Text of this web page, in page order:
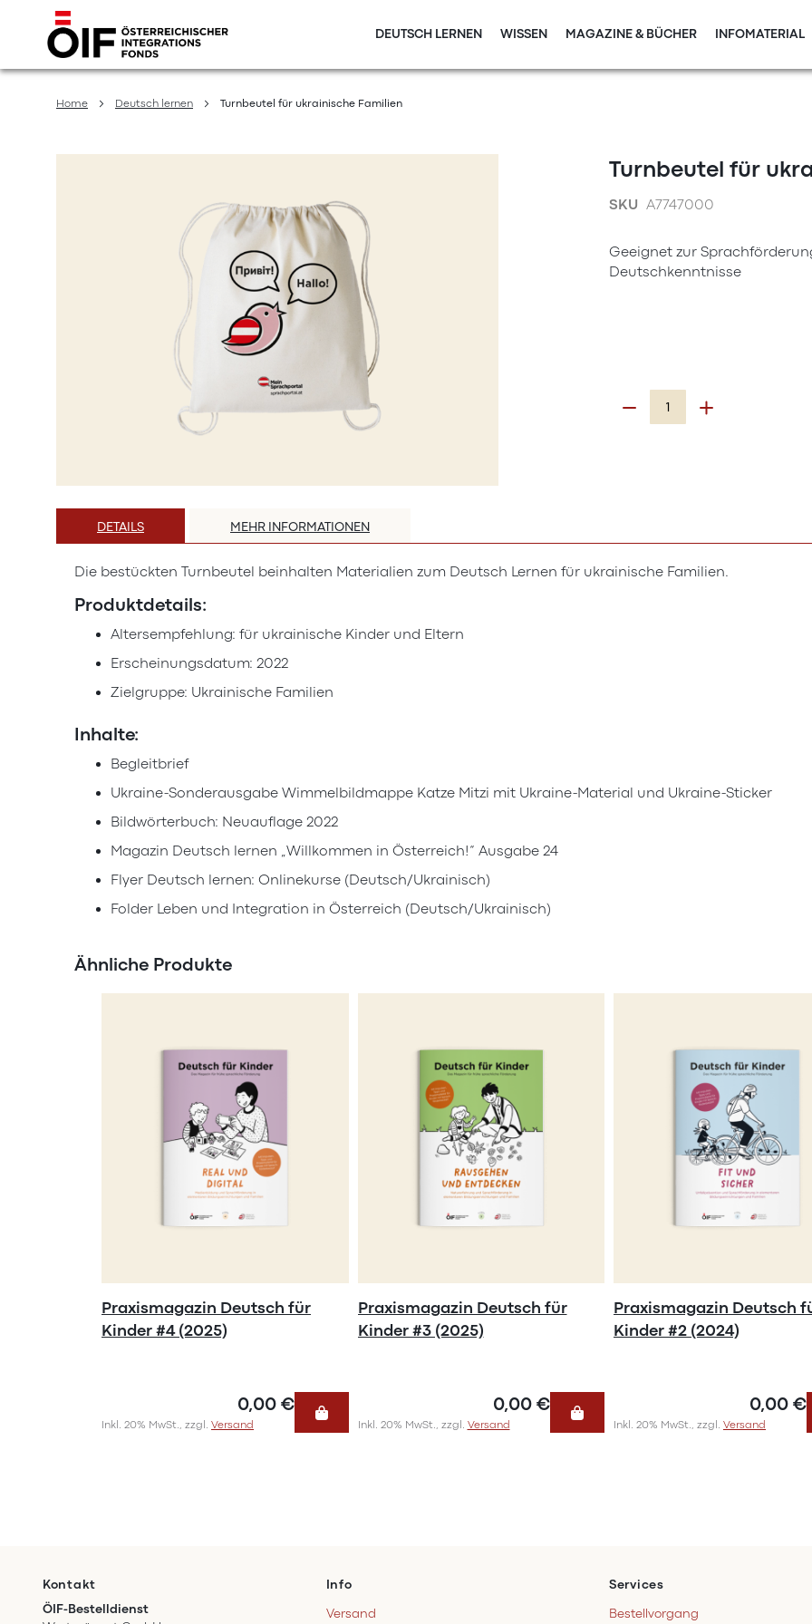
Direkt
zum
DEUTSCH LERNEN WISSEN MAGAZINE & BÜCHER INFOMATERIAL
Home Deutsch lernen Turnbeutel für ukrainische Familien
Turnbeutel für
SKU A7747000
Geeignet zur
Deutschkenntnisse
springen
DETAILS
Die bestückten Turnbeutel beinhalten Materialien zum Deutsch Lernen für ukrainische Familien.
Produktdetails:
Altersempfehlung: für ukrainische Kinder und Eltern
Erscheinungsdatum: 2022
Zielgruppe: Ukrainische Familien
Inhalte:
Begleitbrief
Ukraine-Sonderausgabe Wimmelbildmappe Katze Mitzi mit Ukraine-Material und Ukraine-Sticker
Bildwörterbuch: Neuauflage 2022
Magazin Deutsch lernen „Willkommen in Österreich!“ Ausgabe 24
Flyer Deutsch lernen: Onlinekurse (Deutsch/Ukrainisch)
Folder Leben und Integration in Österreich (Deutsch/Ukrainisch)
Ähnliche Produkte
Praxismagazin Deutsch für
Kinder #4 (2025)
0,00 €
Inkl. 20% MwSt., zzgl. Versand
Praxismagazin Deutsch für
Kinder #3 (2025)
0,00 €
Inkl. 20% MwSt., zzgl. Versand
Praxismagazin Deutsch
Kinder #2 (2024)
0,00 €
Inkl. 20% MwSt., zzgl. Versand
MEHR INFORMATIONEN
Kontakt
ÖIF-Bestelldienst
Info
Versand
Services
Bestellvorgang